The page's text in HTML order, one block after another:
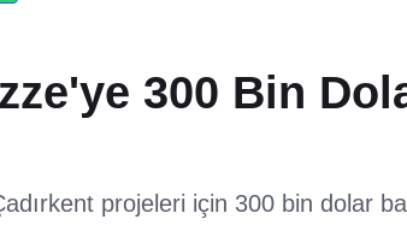
300 Bin
projeleri için 300 bin dolar